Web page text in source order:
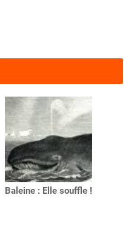
Baleine : Elle souffle !